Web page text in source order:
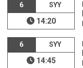
6 SYY
14:20
6 SYY
14:45